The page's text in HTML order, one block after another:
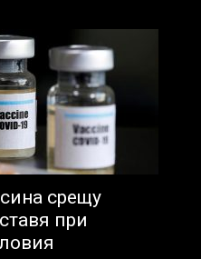
срещу
при